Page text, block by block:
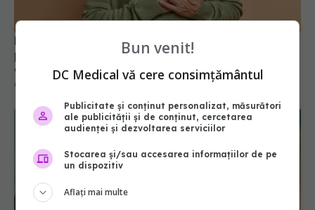
Protecție de 80% pentru inimă: un medicament
pentru diabet ar putea „bloca” insuficiența
cardiacă
08 iun 2026, 17:06
Bun venit!
DC Medical vă cere consimțământul
Publicitate și conținut personalizat, măsurători
ale publicității și de conținut, cercetarea
audienței și dezvoltarea serviciilor
Stocarea și/sau accesarea informațiilor de pe
un dispozitiv
Aflați mai multe